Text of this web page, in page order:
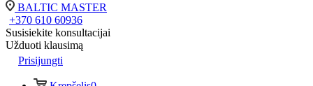
BALTIC MASTER
+370 610 60936
Susisiekite konsultacijai
Užduoti klausimą
Prisijungti